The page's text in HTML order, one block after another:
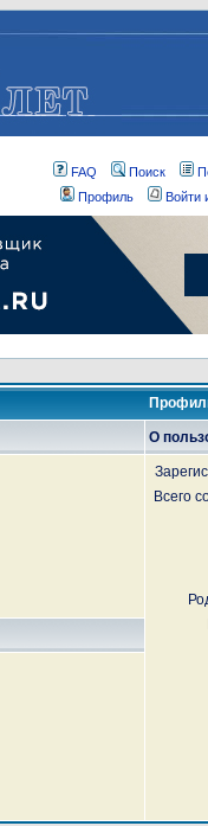
FAQ Поиск
Профиль
Войти
О
Всего